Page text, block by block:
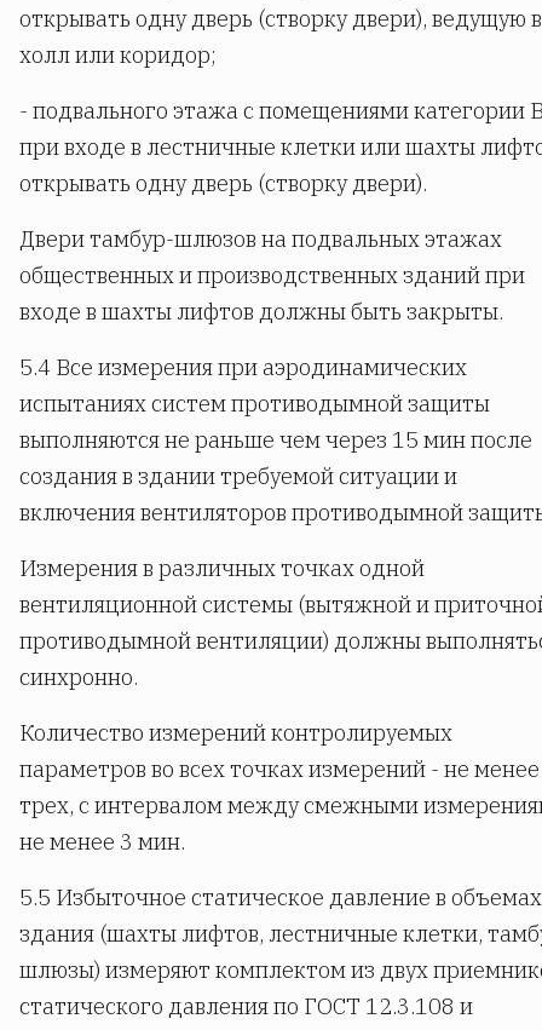
открывать одну дверь (створку двери), ведущую в
холл или коридор;
- подвального этажа с помещениями категории
при входе в лестничные клетки или шахты
открывать одну дверь (створку двери).
Двери тамбур-шлюзов на подвальных этажах
общественных и производственных зданий при
входе в шахты лифтов должны быть закрыты.
5.4 Все измерения при аэродинамических
испытаниях систем противодымной защиты
выполняются не раньше чем через 15 мин после
создания в здании требуемой ситуации и
включения вентиляторов противодымной
Измерения в различных точках одной
вентиляционной системы (вытяжной и
противодымной вентиляции) должны
синхронно.
Количество измерений контролируемых
параметров во всех точках измерений - не менее
трех, с интервалом между смежными
не менее 3 мин.
5.5 Избыточное статическое давление в объемах
здания (шахты лифтов, лестничные клетки,
шлюзы) измеряют комплектом из двух
статического давления по ГОСТ 12.3.108 и